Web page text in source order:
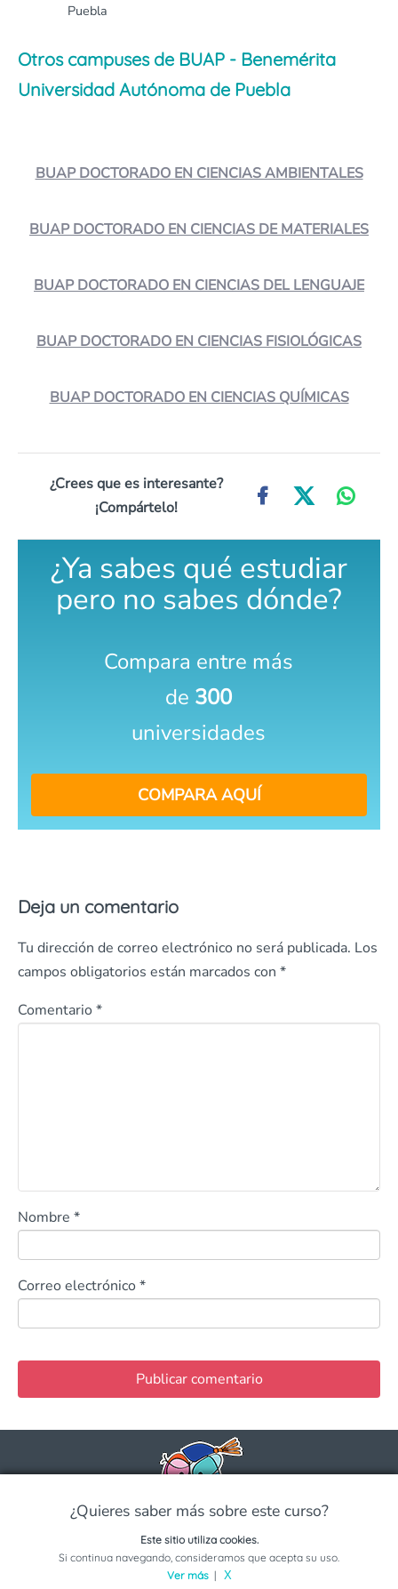
Puebla
Otros campuses de BUAP - Benemérita
Universidad Autónoma de Puebla
BUAP DOCTORADO EN CIENCIAS AMBIENTALES
BUAP DOCTORADO EN CIENCIAS DE MATERIALES
BUAP DOCTORADO EN CIENCIAS DEL LENGUAJE
BUAP DOCTORADO EN CIENCIAS FISIOLÓGICAS
BUAP DOCTORADO EN CIENCIAS QUÍMICAS
¿Crees que es interesante?
¡Compártelo!
¿Ya sabes qué estudiar
pero no sabes dónde?
Compara entre más
de 300
universidades
COMPARA AQUÍ
Deja un comentario
Tu dirección de correo electrónico no será publicada. Los
campos obligatorios están marcados con *
Comentario *
Nombre *
Correo electrónico *
¿Quieres saber más sobre este curso?
Solicita información sobre este programa
La página donde puedes encontrar toda la info sobre
Universidades, Carreras, Universidades en Línea, Guías y
Este sitio utiliza cookies.
Si continua navegando, consideramos que acepta su uso.
Ver más| X